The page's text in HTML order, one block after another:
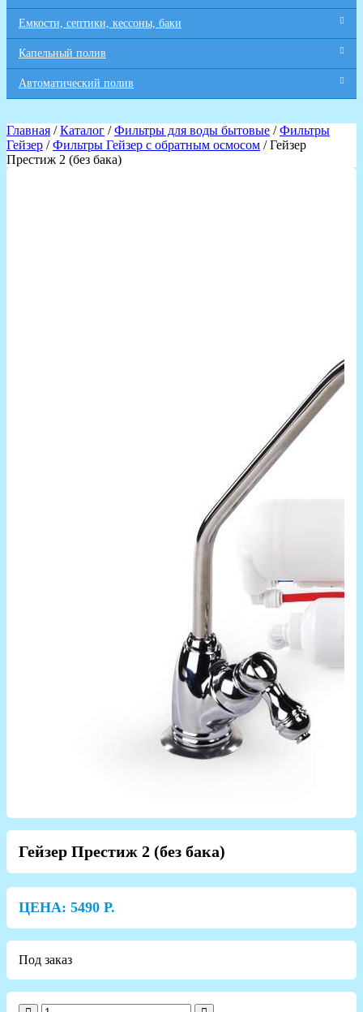
Емкости, септики, кессоны, баки
Капельный полив
Автоматический полив
Главная /Каталог /Фильтры для воды бытовые /Фильтры
Гейзер /Фильтры Гейзер с обратным осмосом / Гейзер
Престиж 2 (без бака)
Гейзер Престиж 2 (без бака)
ЦЕНА: 5490 Р.
Под заказ